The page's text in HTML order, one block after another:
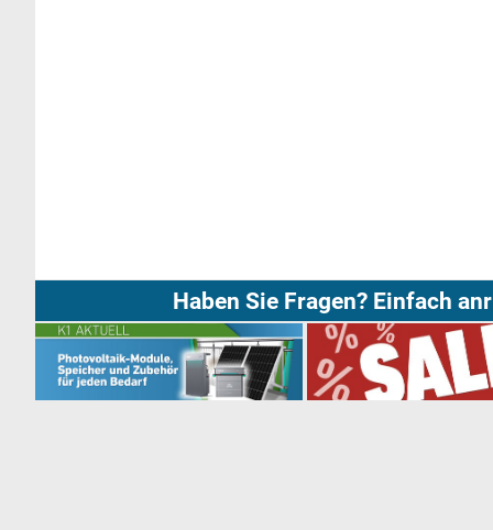
Haben Sie Fragen? Einfach